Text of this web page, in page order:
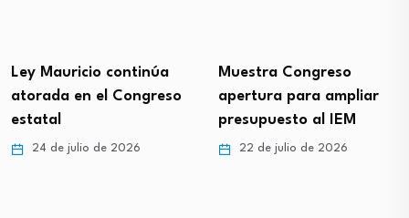
Ley Mauricio continúa
atorada en el Congreso
estatal
24 de julio de 2026
Muestra Congreso
apertura para ampliar
presupuesto al IEM
22 de julio de 2026